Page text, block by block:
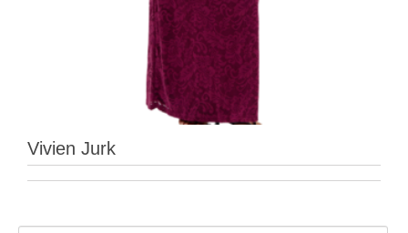
Vivien Jurk